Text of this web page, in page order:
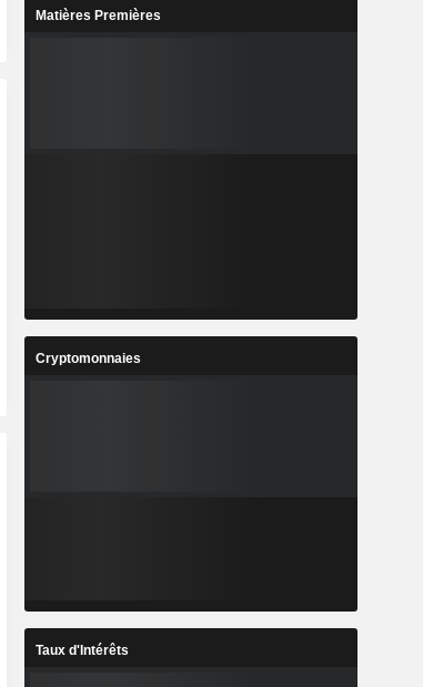
Matières Premières
Cryptomonnaies
Taux d'Intérêts